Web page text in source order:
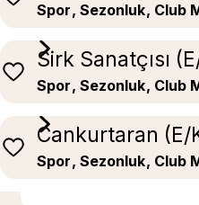
Spor, Sezonluk, Club
Sirk Sanatçısı
Spor, Sezonluk, Club
Cankurtaran (E/
Spor, Sezonluk, Club